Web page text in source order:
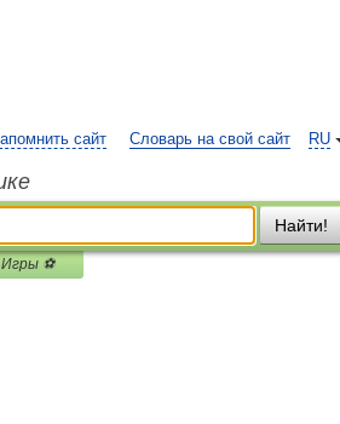
RU
сайт Словарь на свой сайт
Найти!
Игры ⚽